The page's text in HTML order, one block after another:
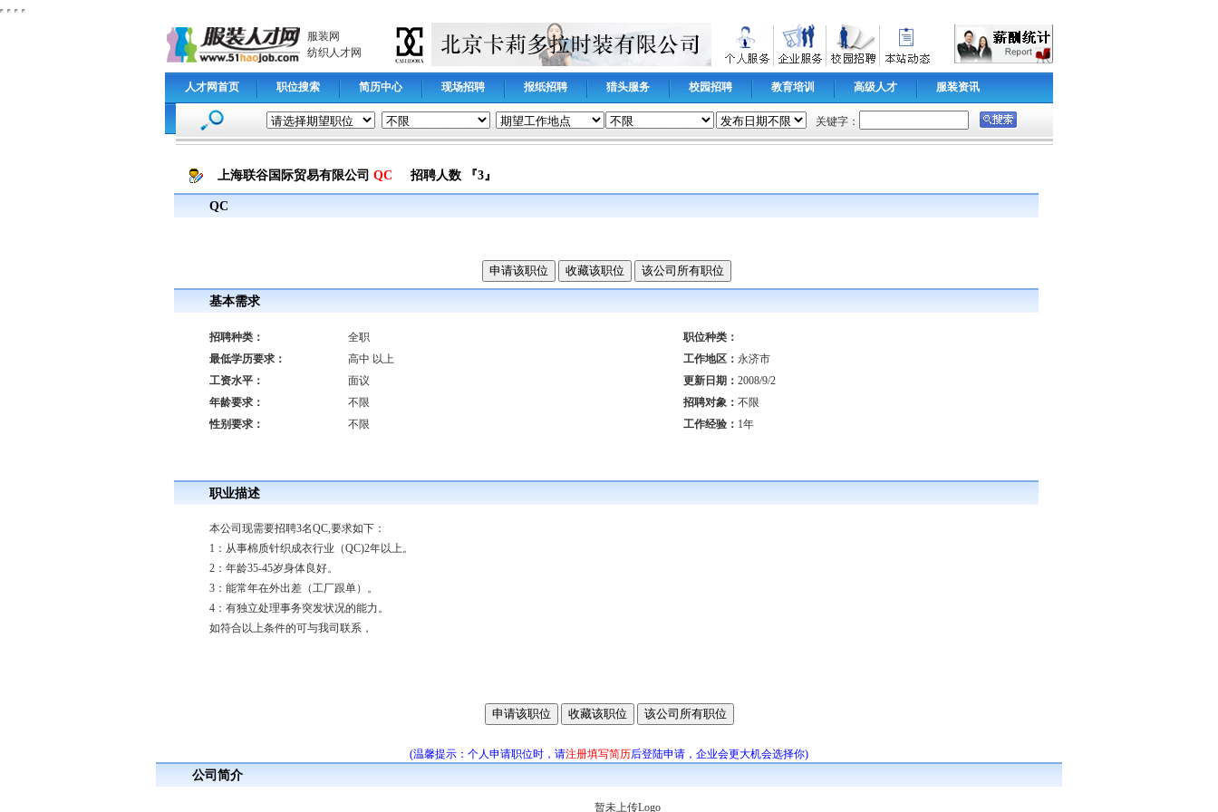
服装网
纺织人才网
人才网首页 职位搜索 简历中心 现场招聘 报纸招聘 猎头服务 校园招聘 教育培训 高级人才 服装资讯
关键字：
上海联谷国际贸易有限公司 QC 招聘人数 『3』
QC
基本需求
招聘种类： 全职
职位种类：
最低学历要求：
高中 以上 工作地区： 永济市
工资水平：
面议 更新日期： 2008/9/2
年龄要求：
不限 招聘对象： 不限
性别要求：
不限 工作经验： 1年
职业描述
本公司现需要招聘3名QC,要求如下：
1：从事棉质针织成衣行业（QC)2年以上。
2：年龄35-45岁身体良好。
3：能常年在外出差（工厂跟单）。
4：有独立处理事务突发状况的能力。
如符合以上条件的可与我司联系，
(温馨提示：个人申请职位时，请注册填写简历后登陆申请，企业会更大机会选择你)
公司简介
暂未上传Logo